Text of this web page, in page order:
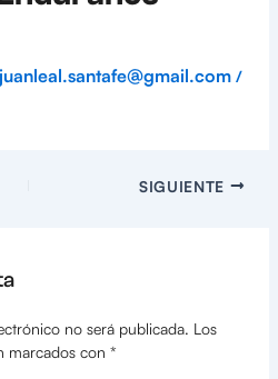
juanleal.santafe@gmail.com /
SIGUIENTE
no será publicada. Los
marcados con *